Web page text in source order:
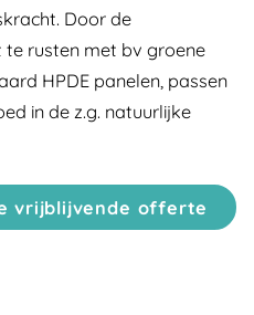
Door de
te rusten met bv groene
HPDE panelen, passen
in de z.g. natuurlijke
vrijblijvende offerte